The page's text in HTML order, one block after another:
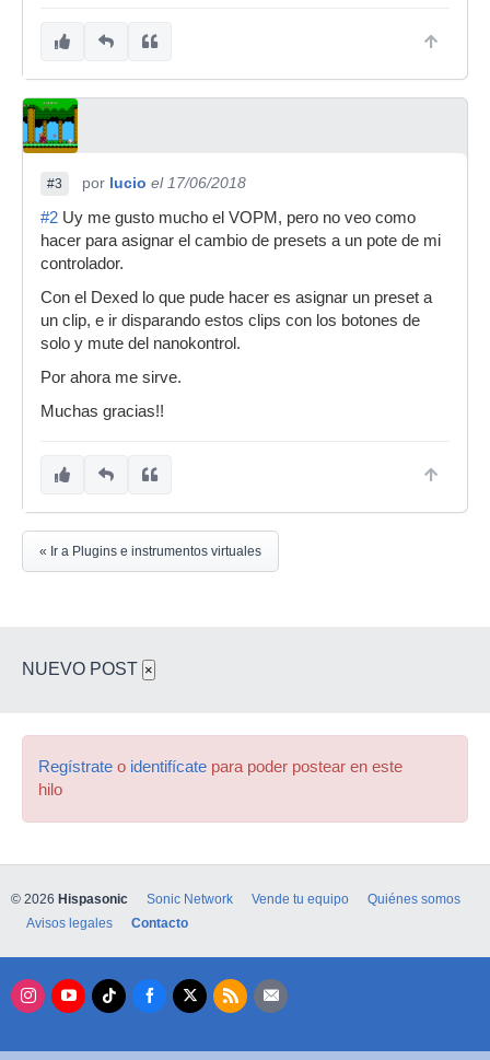
#3 por lucio el 17/06/2018
#2 Uy me gusto mucho el VOPM, pero no veo como
hacer para asignar el cambio de presets a un pote de mi
controlador.
Con el Dexed lo que pude hacer es asignar un preset a
un clip, e ir disparando estos clips con los botones de
solo y mute del nanokontrol.
Por ahora me sirve.
Muchas gracias!!
« Ir a Plugins e instrumentos virtuales
NUEVO POST ×
Regístrate o identifícate para poder postear en este
hilo
© 2026 Hispasonic Sonic Network Vende tu equipo
Quiénes somos
Avisos legales
Contacto